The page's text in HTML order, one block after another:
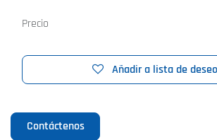
Añadir a lista de
Precio
Contáctenos